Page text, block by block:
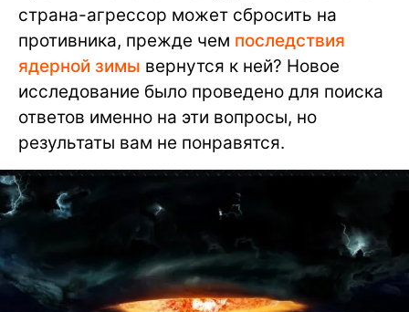
страна-агрессор может сбросить на
противника, прежде чем последствия
ядерной зимы вернутся к ней? Новое
исследование было проведено для поиска
ответов именно на эти вопросы, но
результаты вам не понравятся.